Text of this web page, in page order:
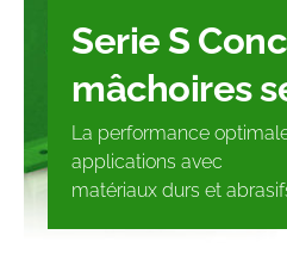
Serie S
mâchoires
La performance
applications avec
matériaux durs et